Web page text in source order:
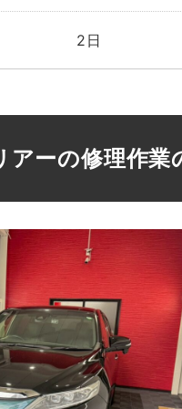
2日
アーの修理作業